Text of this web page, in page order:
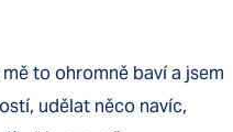
to ohromně baví a jsem
udělat něco navíc,